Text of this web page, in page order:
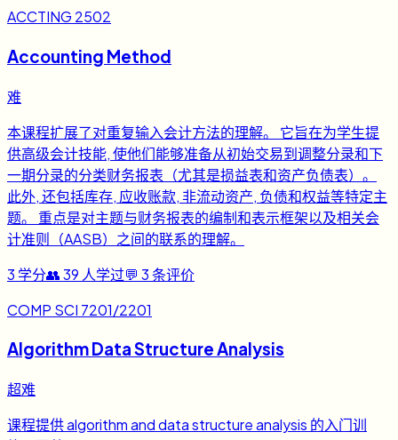
ACCTING 2502
Accounting Method
难
本课程扩展了对重复输入会计方法的理解。 它旨在为学生提
供高级会计技能, 使他们能够准备从初始交易到调整分录和下
一期分录的分类财务报表（尤其是损益表和资产负债表）。
此外, 还包括库存, 应收账款, 非流动资产, 负债和权益等特定主
题。 重点是对主题与财务报表的编制和表示框架以及相关会
计准则（AASB）之间的联系的理解。
3 学分👥39 人学过💬 3条评价
COMP SCI 7201/2201
Algorithm Data Structure Analysis
超难
课程提供 algorithm and data structure analysis 的入门训